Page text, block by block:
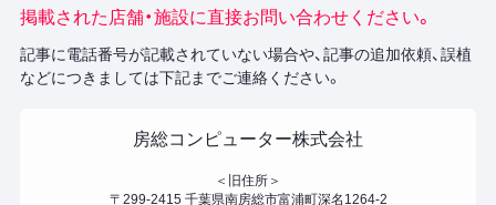
掲載された店舗・施設に直接お問い合わせください。
記事に電話番号が記載されていない場合や、記事の追加依頼、誤植
などにつきましては下記までご連絡ください。
房総コンピューター株式会社
＜旧住所＞
〒299-2415 千葉県南房総市富浦町深名1264-2